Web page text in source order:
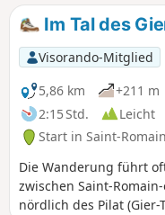
Im Tal des
Visorando-Mitglied
5,86 km
+211 m
2:15 Std.
Leicht
Start in Saint-
Die Wanderung führt
zwischen Saint-
nördlich des Pilat (Gier-